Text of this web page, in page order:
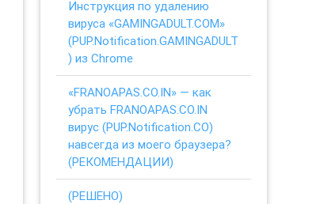
Инструкция по удалению
вируса «GAMINGADULT.COM»
(PUP.Notification.GAMINGADULT
) из Chrome
«FRANOAPAS.CO.IN» — как
убрать FRANOAPAS.CO.IN
вирус (PUP.Notification.CO)
навсегда из моего браузера?
(РЕКОМЕНДАЦИИ)
(РЕШЕНО)